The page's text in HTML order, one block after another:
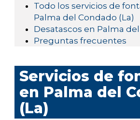
Todo los servicios de
Palma del Condado (La)
Desatascos en Palma
Preguntas frecuentes
Servicios de
en Palma del
(La)